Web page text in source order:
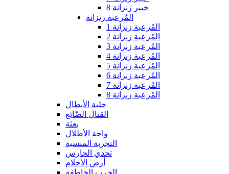
خبير زنزانة 8
المُرعبة زنزانة
المُرعبة زنزانة 1
المُرعبة زنزانة 2
المُرعبة زنزانة 3
المُرعبة زنزانة 4
المُرعبة زنزانة 5
المُرعبة زنزانة 6
المُرعبة زنزانة 7
المُرعبة زنزانة 8
حلبة الأبطال
القتال الضّائع
بعثة
واحة الأطلال
التجربة المنسية
تحدي الحارس
أرض الأحلام